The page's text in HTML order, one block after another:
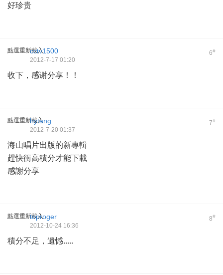
好珍贵
點選重新載入 6#
cctv1500
2012-7-17 01:20
收下，感谢分享！！
點選重新載入 7#
hytang
2012-7-20 01:37
海山唱片出版的新專輯
趕快衝高積分才能下載
感謝分享
點選重新載入 8#
toproger
2012-10-24 16:36
積分不足，遺憾.....